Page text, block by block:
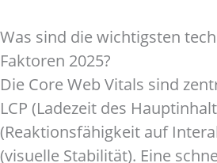
Was sind die wichtigsten
Faktoren 2025?
Die Core Web Vitals sind
LCP (Ladezeit des
(Reaktionsfähigkeit auf
(visuelle Stabilität). Eine